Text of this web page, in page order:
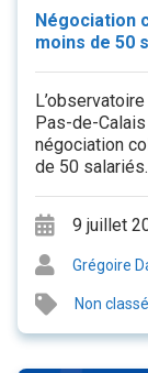
Négociation
moins de 50
Pas-de-
négociation
de 50
9 juillet
Grégoire
Non classé